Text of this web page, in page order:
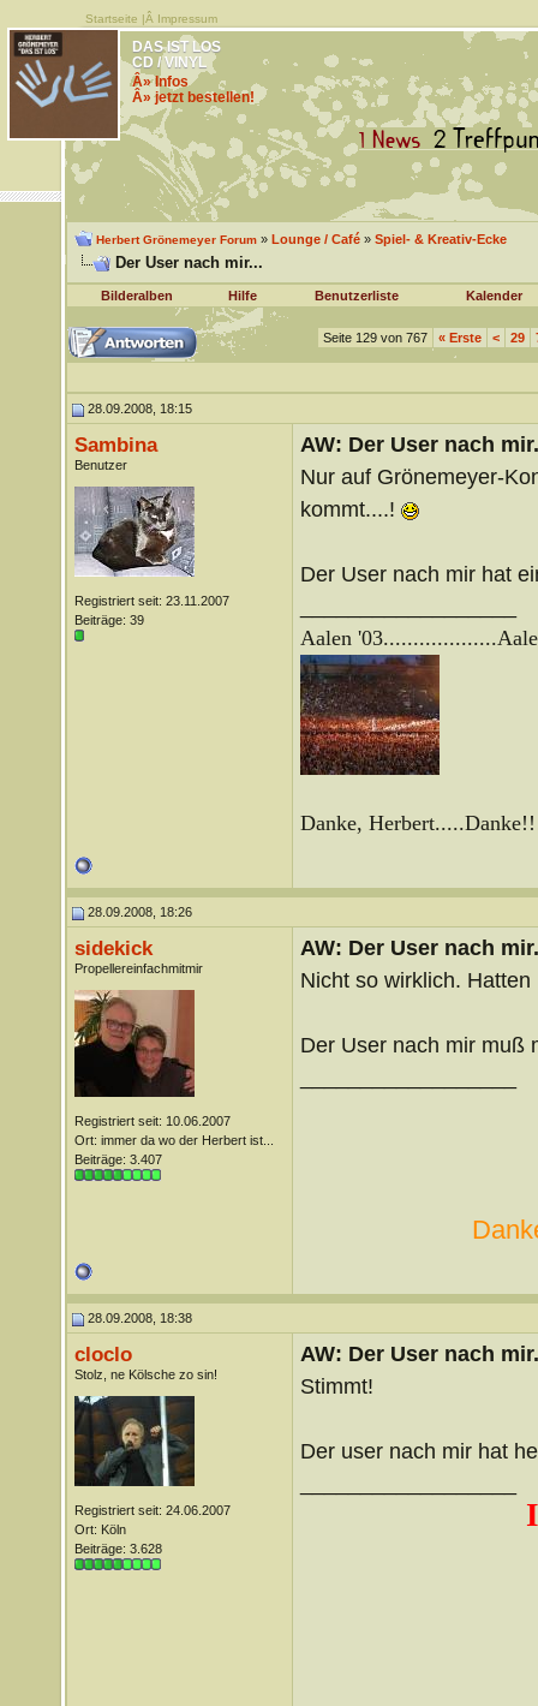
Startseite |Â Impressum
DAS IST LOS
CD / VINYL
Â» Infos
Â» jetzt bestellen!
Herbert Grönemeyer Forum» Lounge / Café» Spiel- & Kreativ-Ecke
Der User nach mir...
Bilderalben Hilfe Benutzerliste Kalender
Seite 129 von 767 «Erste < 29
28.09.2008, 18:15
Sambina
Benutzer
Registriert seit: 23.11.2007
Beiträge: 39
AW: Der User nach
Nur auf Grönemeyer-
kommt....!
Der User nach mir hat
Aalen '03...................
Danke,
28.09.2008, 18:26
sidekick
Propellereinfachmitmir
Registriert seit: 10.06.2007
Ort: immer da wo der Herbert ist...
Beiträge: 3.407
AW: Der User nach
Nicht so wirklich.
Der User nach mir muß
28.09.2008, 18:38
cloclo
Stolz, ne Kölsche zo sin!
Registriert seit: 24.06.2007
Ort: Köln
Beiträge: 3.628
AW: Der User nach
Stimmt!
Der user nach mir hat